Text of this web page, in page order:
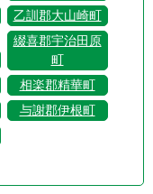
乙訓郡大山崎町
綴喜郡宇治田原
町
相楽郡精華町
与謝郡伊根町